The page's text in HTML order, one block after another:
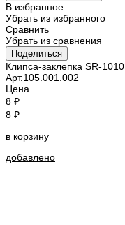
В избранное
Убрать из избранного
Сравнить
Убрать из сравнения
Поделиться
Клипса-заклепка SR-1010
Арт.105.001.002
Цена
8 ₽
8 ₽
в корзину
добавлено